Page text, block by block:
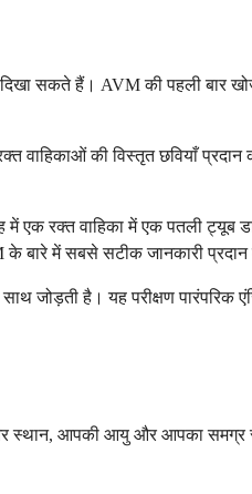
दिखा सकते हैं। AVM की पहली
की विस्तृत छवियाँ प्रदान
एक रक्त वाहिका में एक पतली ट्यूब
बारे में सबसे सटीक जानकारी प्रदान
जोड़ती है। यह परीक्षण पारंपरिक
आपकी आयु और आपका समग्र